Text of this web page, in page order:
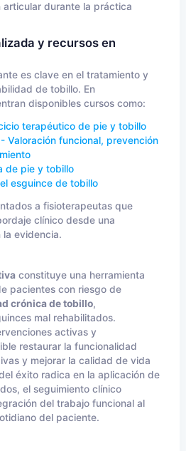
durante la práctica
y recursos en
es clave en el tratamiento y
de tobillo. En
disponibles cursos como:
terapéutico de pie y tobillo
Valoración funcional, prevención
de pie y tobillo
esguince de tobillo
a fisioterapeutas que
clínico desde una
evidencia.
constituye una herramienta
pacientes con riesgo de
crónica de tobillo,
mal rehabilitados.
activas y
restaurar la funcionalidad
y mejorar la calidad de vida
éxito radica en la aplicación de
el seguimiento clínico
del trabajo funcional al
del paciente.